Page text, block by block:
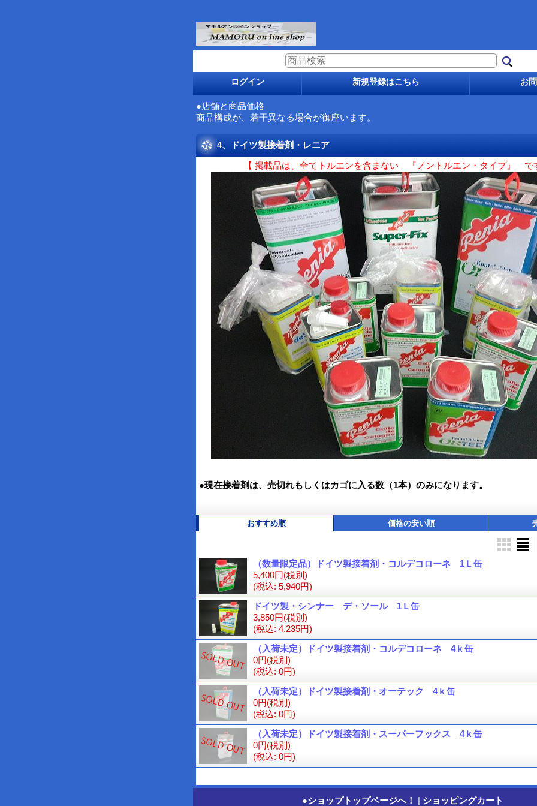
ログイン 新規登録はこちら お
●店舗と商品価格
商品構成が、若干異なる場合が御座います。
4、ドイツ製接着剤・レニア
【 掲載品は、全てトルエンを含まない 『ノントルエン・タイプ』 で
●現在接着剤は、売切れもしくはカゴに入る数（1本）のみになります。
おすすめ順 価格の安い順
（数量限定品）ドイツ製接着剤・コルデコローネ 1Ｌ缶
5,400円(税別)
(税込: 5,940円)
ドイツ製・シンナー デ・ソール 1Ｌ缶
3,850円(税別)
(税込: 4,235円)
（入荷未定）ドイツ製接着剤・コルデコローネ 4ｋ缶
0円(税別)
(税込: 0円)
（入荷未定）ドイツ製接着剤・オーテック 4ｋ缶
0円(税別)
(税込: 0円)
（入荷未定）ドイツ製接着剤・スーパーフックス 4ｋ缶
0円(税別)
(税込: 0円)
●ショップトップページへ！ | ショッピングカート